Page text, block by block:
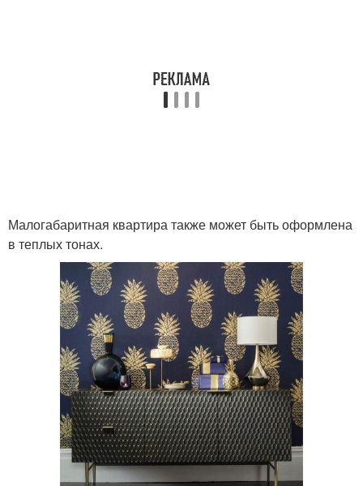
Малогабаритная квартира также может быть оформлена
в теплых тонах.